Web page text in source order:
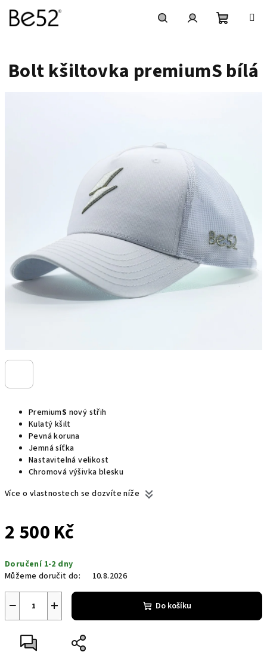
obsah
košík
PremiumS nový střih
Kulatý kšilt
Pevná koruna
Jemná síťka
Nastavitelná velikost
Chromová výšivka blesku
Více o vlastnostech se dozvíte níže
2 500 Kč
cena:
Doručení 1-2 dny
Můžeme doručit do:
10.8.2026
+
− Do košíku
Bolt kšiltovka premiumS bílá